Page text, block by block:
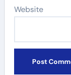
Website